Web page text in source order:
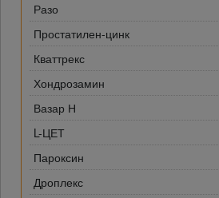
Разо
Простатилен-цинк
Кваттрекс
Хондрозамин
Вазар Н
L-ЦЕТ
Пароксин
Дроплекс